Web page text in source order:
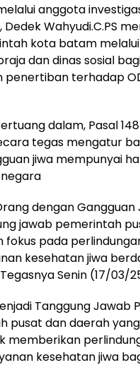
anggota
Dedek Wahyudi.C.PS
kota batam
dan dinas sosial
penertiban terhadap
dalam, Pasal
tegas mengatur
jiwa mempunyai
dengan Gangguan
jawab pemerintah
fokus pada
kesehatan jiwa
Senin (17/03/
Tanggung Jawab
pusat dan daerah
memberikan
kesehatan jiwa